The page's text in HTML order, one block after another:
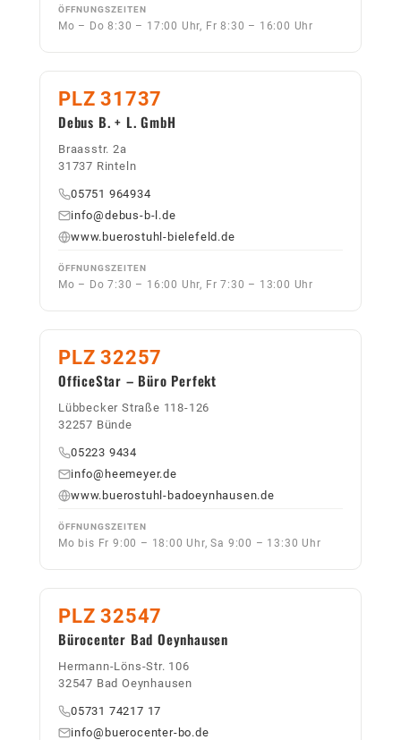
ÖFFNUNGSZEITEN
Mo – Do 8:30 – 17:00 Uhr, Fr 8:30 – 16:00 Uhr
PLZ 31737
Debus B. + L. GmbH
Braasstr. 2a
31737 Rinteln
05751 964934
info@debus-b-l.de
www.buerostuhl-bielefeld.de
ÖFFNUNGSZEITEN
Mo – Do 7:30 – 16:00 Uhr, Fr 7:30 – 13:00 Uhr
PLZ 32257
OfficeStar – Büro Perfekt
Lübbecker Straße 118-126
32257 Bünde
05223 9434
info@heemeyer.de
www.buerostuhl-badoeynhausen.de
ÖFFNUNGSZEITEN
Mo bis Fr 9:00 – 18:00 Uhr, Sa 9:00 – 13:30 Uhr
PLZ 32547
Bürocenter Bad Oeynhausen
Hermann-Löns-Str. 106
32547 Bad Oeynhausen
05731 74217 17
info@buerocenter-bo.de